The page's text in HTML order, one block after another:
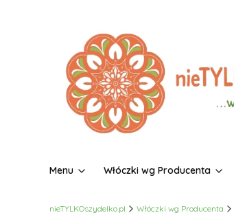
Menu Włóczki wg Producenta
nieTYLKOszydelko.pl Włóczki wg Producenta